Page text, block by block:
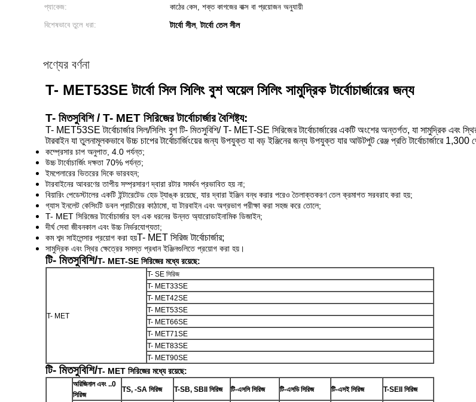
প্যাকেজ:
কাঠের কেস, শক্ত কাগজের বাক্স বা প্রয়োজন অনুযায়ী
বিশেষভাবে তুলে ধরা:
টার্বো সীল,টার্বো তেল সীল
পণ্যের বর্ণনা
T- MET53SE টার্বো সিল সিলিং বুশ অয়েল সিলিং সামুদ্রিক টার্বোচার্জারের জন্য
T- মিতসুবিশি / T- MET সিরিজের টার্বোচার্জার বৈশিষ্ট্য:
T- MET53SE টার্বোচার্জার সিল/সিলিং বুশ টি- মিতসুবিশি/ T- MET-SE সিরিজের টার্বোচার্জারের একটি অংশের অন্তর্গত, যা সামুদ্রিক এবং
টারবাইন যা তুলনামূলকভাবে উচ্চ চাপের টার্বোচার্জিংয়ের জন্য উপযুক্ত যা বড় ইঞ্জিনের জন্য উপযুক্ত যার আউটপুট রেঞ্জ প্রতি টার্বোচার্জারে
কম্প্রেসার চাপ অনুপাত, 4.0 পর্যন্ত;
উচ্চ টার্বোচার্জিং দক্ষতা 70% পর্যন্ত;
ইমপেলারের ভিতরের দিকে ভারবহন;
টারবাইনের আবরণের তাপীয় সম্প্রসারণ দ্বারা রটার সমর্থন প্রভাবিত হয় না;
বিয়ারিং পেডেস্টালের একটি ইন্টারেটেড হেড ট্যাঙ্ক রয়েছে, যার দ্বারা ইঞ্জিন বন্ধ করার পরেও তৈলাক্তকরণ তেল ক্রমাগত সরবরাহ করা হয়;
গ্যাস ইনলেট কেসিংটি ডবল প্রাচীরের কাঠামো, যা টারবাইন এবং অগ্রভাগ পরীক্ষা করা সহজ করে তোলে;
T- MET সিরিজের টার্বোচার্জার হল এক ধরনের উন্নত অ্যারোডাইনামিক ডিজাইন;
দীর্ঘ সেবা জীবনকাল এবং উচ্চ নির্ভরযোগ্যতা;
কম শব্দ সাইলেন্সার প্রয়োগ করা হয়T- MET সিরিজ টার্বোচার্জার;
সামুদ্রিক এবং স্থির ক্ষেত্রের সমস্ত প্রধান ইঞ্জিনগুলিতে প্রয়োগ করা হয়।
টি- মিতসুবিশি/T- MET-SE সিরিজের মধ্যে রয়েছে:
T- MET
T- SE সিরিজ
T- MET33SE
T- MET42SE
T- MET53SE
T- MET66SE
T- MET71SE
T- MET83SE
T- MET90SE
টি- মিতসুবিশি/T- MET সিরিজের মধ্যে রয়েছে:
অরিজিনাল এবং ..0
সিরিজ
TS, -SA সিরিজ T-SB, SBII সিরিজ টি-এসসি সিরিজ টি-এসডি সিরিজ টি-এসই সিরিজ T-SEII সিরিজ